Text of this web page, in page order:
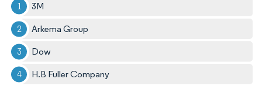
3M
Arkema Group
Dow
H.B Fuller Company